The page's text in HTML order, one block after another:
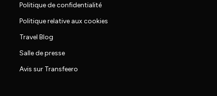
Politique de confidentialité
Politique relative aux cookies
Travel Blog
Salle de presse
Avis sur Transfeero